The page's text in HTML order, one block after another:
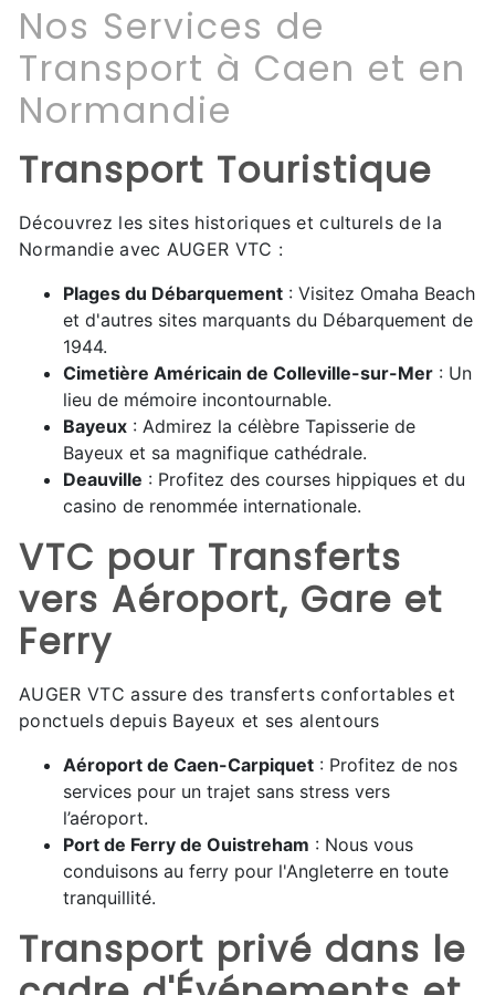
Nos Services de
Transport à Caen et en
Normandie
Transport Touristique
Découvrez les sites historiques et culturels de la
Normandie avec AUGER VTC :
Plages du Débarquement : Visitez Omaha Beach
et d'autres sites marquants du Débarquement de
1944.
Cimetière Américain de Colleville-sur-Mer : Un
lieu de mémoire incontournable.
Bayeux : Admirez la célèbre Tapisserie de
Bayeux et sa magnifique cathédrale.
Deauville : Profitez des courses hippiques et du
casino de renommée internationale.
VTC pour Transferts
vers Aéroport, Gare et
Ferry
AUGER VTC assure des transferts confortables et
ponctuels depuis Bayeux et ses alentours
Aéroport de Caen-Carpiquet : Profitez de nos
services pour un trajet sans stress vers
l’aéroport.
Port de Ferry de Ouistreham : Nous vous
conduisons au ferry pour l'Angleterre en toute
tranquillité.
Transport privé dans le